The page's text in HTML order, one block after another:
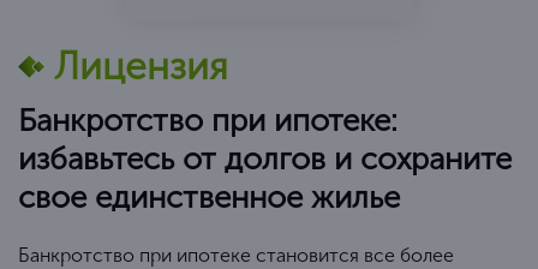
Лицензия
Банкротство при ипотеке:
избавьтесь от долгов и сохраните
свое единственное жилье
Банкротство при ипотеке становится все более